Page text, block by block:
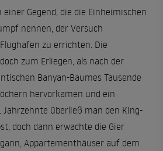
Gegend, die die Einheimischen
nennen, der Versuch
zu errichten. Die
zum Erliegen, als nach der
Banyan-Baumes Tausende
hervorkamen und ein
überließ man den King-
doch dann erwachte die Gier
Appartementhäuser auf dem